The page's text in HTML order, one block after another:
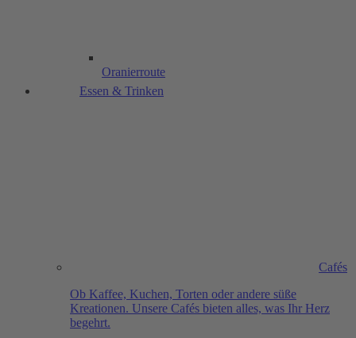
Oranierroute
Essen & Trinken
Cafés
Ob Kaffee, Kuchen, Torten oder andere süße
Kreationen. Unsere Cafés bieten alles, was Ihr Herz
begehrt.